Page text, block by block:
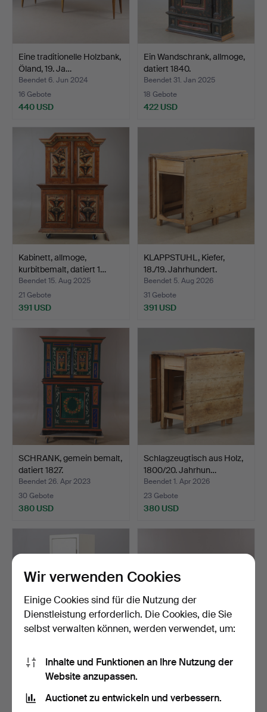
Eine traditionelle Holzbank,
Öland, 19. Ja…
Beendet 6. Jun 2024
16 Gebote
440 USD
Ein Wandschrank, allmoge,
datiert 1840.
Beendet 31. Jan 2025
18 Gebote
422 USD
Kabinett, allmoge,
kurbitbemalt, datiert 1…
Beendet 15. Aug 2025
21 Gebote
391 USD
KLAPPSTUHL, Kiefer,
18./19. Jahrhundert.
Beendet 5. Aug 2026
31 Gebote
391 USD
SCHRANK, gemein bemalt,
datiert 1827.
Beendet 26. Apr 2023
30 Gebote
380 USD
Schlagzeugtisch aus Holz,
1800/20. Jahrhun…
Beendet 1. Apr 2026
23 Gebote
380 USD
WAFFENSCHRANK, Enoc
1250.
Beendet 18. Jun 2024
34 Gebote
COUNTERBOARD mit
Schubladen, Kiefer, 19. J…
27 Gebote
Wir verwenden Cookies
Einige Cookies sind für die Nutzung der
Dienstleistung erforderlich. Die Cookies, die Sie
selbst verwalten können, werden verwendet, um:
Inhalte und Funktionen an Ihre Nutzung der
Website anzupassen.
Auctionet zu entwickeln und verbessern.